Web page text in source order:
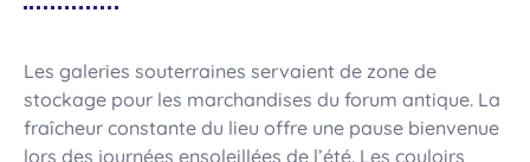
Les galeries souterraines servaient de zone de
stockage pour les marchandises du forum antique. La
fraîcheur constante du lieu offre une pause bienvenue
lors des journées ensoleillées de l’été. Les couloirs